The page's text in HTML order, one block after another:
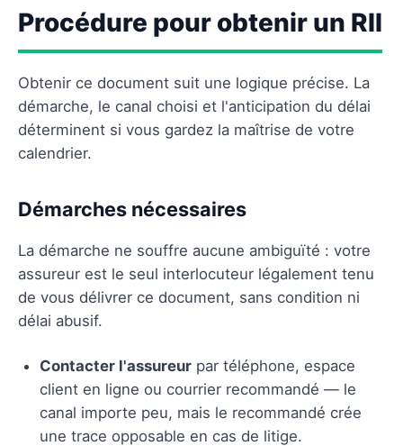
Procédure pour obtenir un RII
Obtenir ce document suit une logique précise. La
démarche, le canal choisi et l'anticipation du délai
déterminent si vous gardez la maîtrise de votre
calendrier.
Démarches nécessaires
La démarche ne souffre aucune ambiguïté : votre
assureur est le seul interlocuteur légalement tenu
de vous délivrer ce document, sans condition ni
délai abusif.
Contacter l'assureur par téléphone, espace
client en ligne ou courrier recommandé — le
canal importe peu, mais le recommandé crée
une trace opposable en cas de litige.